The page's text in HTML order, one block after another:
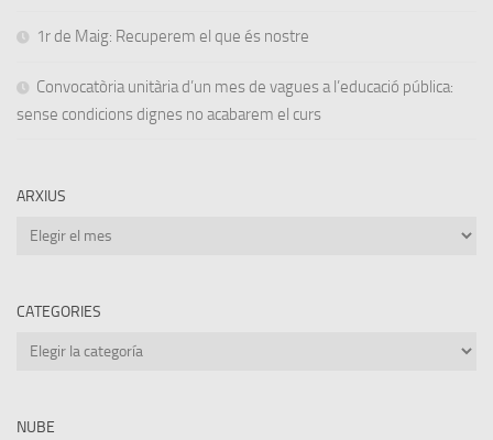
1r de Maig: Recuperem el que és nostre
Convocatòria unitària d’un mes de vagues a l’educació pública:
sense condicions dignes no acabarem el curs
ARXIUS
Arxius
CATEGORIES
Categories
NUBE